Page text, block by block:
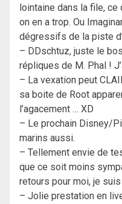
lointaine dans la file,
on en a trop. Ou
dégressifs de la piste
– DDschtuz, juste le
répliques de M. Phal !
– La vexation peut
sa boite de Root
l’agacement … XD
– Le prochain Disney/
marins aussi.
– Tellement envie de
que ce soit moins
retours pour moi, je
– Jolie prestation en